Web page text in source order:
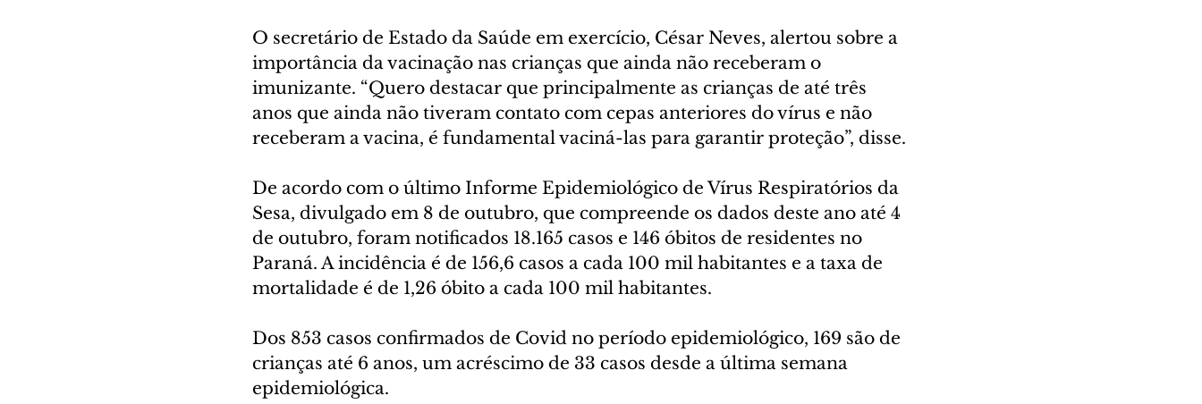
O secretário de Estado da Saúde em exercício, César Neves, alertou sobre a
importância da vacinação nas crianças que ainda não receberam o
imunizante. “Quero destacar que principalmente as crianças de até três
anos que ainda não tiveram contato com cepas anteriores do vírus e não
receberam a vacina, é fundamental vaciná-las para garantir proteção”, disse.
De acordo com o último Informe Epidemiológico de Vírus Respiratórios da
Sesa, divulgado em 8 de outubro, que compreende os dados deste ano até 4
de outubro, foram notificados 18.165 casos e 146 óbitos de residentes no
Paraná. A incidência é de 156,6 casos a cada 100 mil habitantes e a taxa de
mortalidade é de 1,26 óbito a cada 100 mil habitantes.
Dos 853 casos confirmados de Covid no período epidemiológico, 169 são de
crianças até 6 anos, um acréscimo de 33 casos desde a última semana
epidemiológica.